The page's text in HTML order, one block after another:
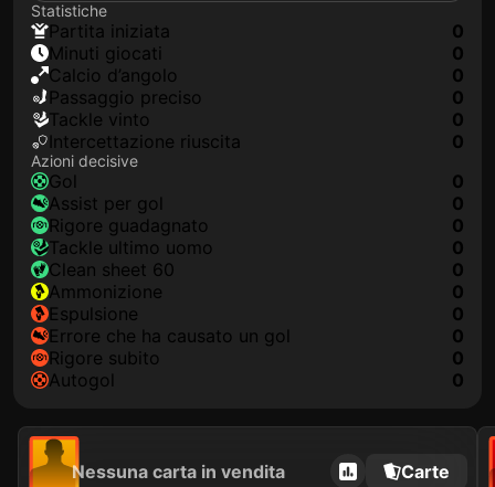
Statistiche
Partita iniziata
0
Minuti giocati
0
Calcio d’angolo
0
Passaggio preciso
0
Tackle vinto
0
Intercettazione riuscita
0
Azioni decisive
Gol
0
Assist per gol
0
Rigore guadagnato
0
Tackle ultimo uomo
0
clean sheet 60
0
Ammonizione
0
Espulsione
0
Errore che ha causato un gol
0
Rigore subito
0
Autogol
0
Nessuna carta in vendita Carte